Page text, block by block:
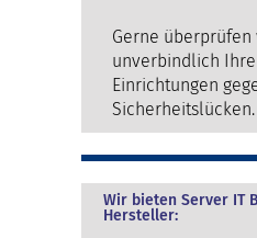
Gerne überprüfen
unverbindlich
Einrichtungen
Sicherheitslücken.
Wir bieten Server IT
Hersteller: